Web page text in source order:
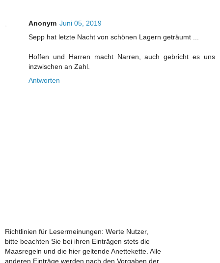
Anonym Juni 05, 2019
Sepp hat letzte Nacht von schönen Lagern geträumt ...
Hoffen und Harren macht Narren, auch gebricht es uns
inzwischen an Zahl.
Antworten
Richtlinien für Lesermeinungen: Werte Nutzer,
bitte beachten Sie bei ihren Einträgen stets die
Maasregeln und die hier geltende Anettekette. Alle
anderen Einträge werden nach den Vorgaben der